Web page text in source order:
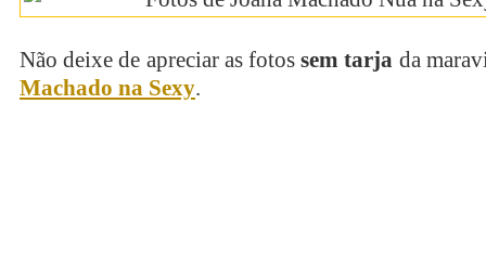
Não deixe de apreciar as fotossem tarja da
Machado na Sexy.